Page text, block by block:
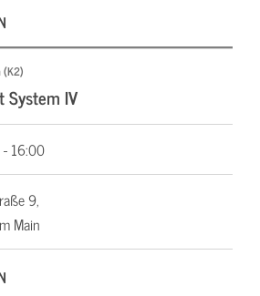
(K2)
System IV
16:00
9,
Main